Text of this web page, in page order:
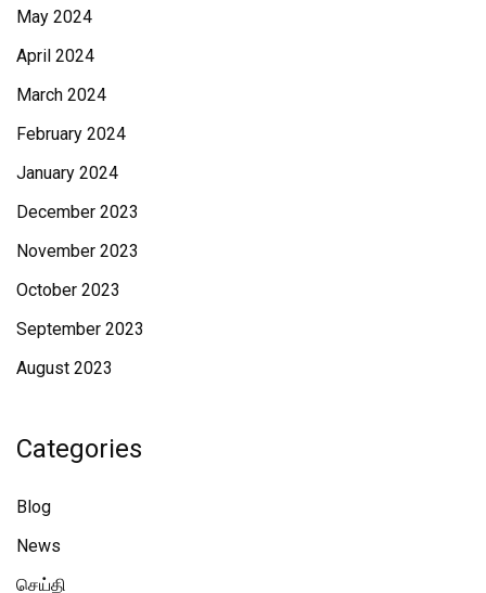
May 2024
April 2024
March 2024
February 2024
January 2024
December 2023
November 2023
October 2023
September 2023
August 2023
Categories
Blog
News
செய்தி